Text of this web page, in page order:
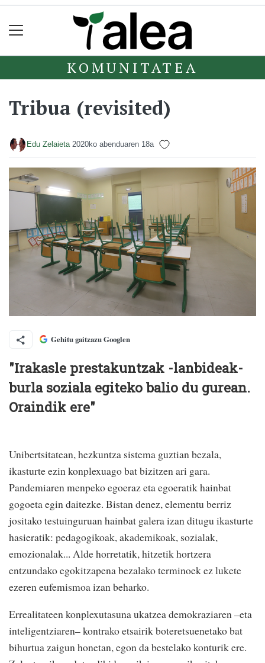
KOMUNITATEA
Tribua (revisited)
Edu Zelaieta 2020ko abenduaren 18a
Gehitu gaitzazu Googlen
"Irakasle prestakuntzak -lanbideak-
burla soziala egiteko balio du gurean.
Oraindik ere"
Unibertsitatean, hezkuntza sistema guztian bezala,
ikasturte ezin konplexuago bat bizitzen ari gara.
Pandemiaren menpeko egoeraz eta egoeratik hainbat
gogoeta egin daitezke. Bistan denez, elementu berriz
jositako testuinguruan hainbat galera izan ditugu ikasturte
hasieratik: pedagogikoak, akademikoak, sozialak,
emozionalak... Alde horretatik, hitzetik hortzera
entzundako egokitzapena bezalako terminoek ez lukete
ezeren eufemismoa izan beharko.
Errealitateen konplexutasuna ukatzea demokraziaren –eta
inteligentziaren– kontrako etsairik boteretsuenetako bat
bihurtua zaigun honetan, egon da bestelako konturik ere.